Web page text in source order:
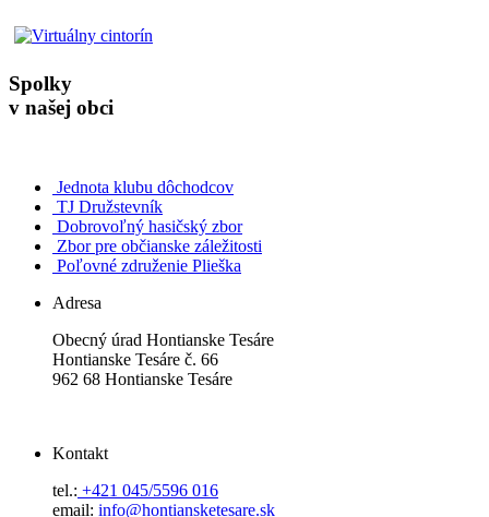
Spolky
v našej obci
Jednota klubu dôchodcov
TJ Družstevník
Dobrovoľný hasičský zbor
Zbor pre občianske záležitosti
Poľovné združenie Plieška
Adresa
Obecný úrad Hontianske Tesáre
Hontianske Tesáre č. 66
962 68 Hontianske Tesáre
Kontakt
tel.: +421 045/5596 016
email: info@hontiansketesare.sk